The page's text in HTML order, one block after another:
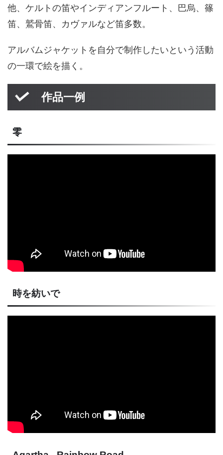
他、ケルトの笛やインディアンフルート、巴烏、篠
笛、鷲骨笛、カヴァルなど笛多数。
アルバムジャケットを自分で制作したいという活動
の一環で絵を描く。
作品一例
零
時を紡いで